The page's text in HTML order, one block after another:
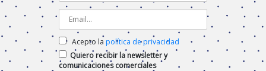
Acepto la política de privacidad
Quiero recibir la newsletter y
comunicaciones comerciales